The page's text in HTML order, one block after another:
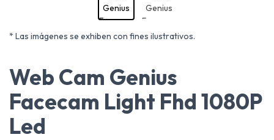
* Las imágenes se exhiben con fines ilustrativos.
Web Cam Genius
Facecam Light Fhd 1080P
Led